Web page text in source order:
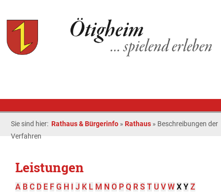
Sie sind hier: Rathaus & Bürgerinfo » Rathaus » Beschreibungen der
Verfahren
Leistungen
A B C D E F G H I J K L M N O P Q R S T U V W X Y Z